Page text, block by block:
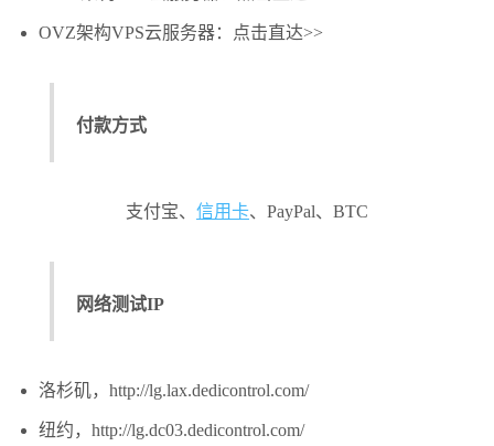
OVZ架构VPS云服务器：点击直达>>
付款方式
支付宝、 信用卡、PayPal、BTC
网络测试IP
洛杉矶，http://lg.lax.dedicontrol.com/
纽约，http://lg.dc03.dedicontrol.com/